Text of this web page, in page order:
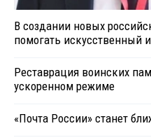
В создании новых
помогать искусственный
Реставрация воинских
ускоренном режиме
«Почта России» станет